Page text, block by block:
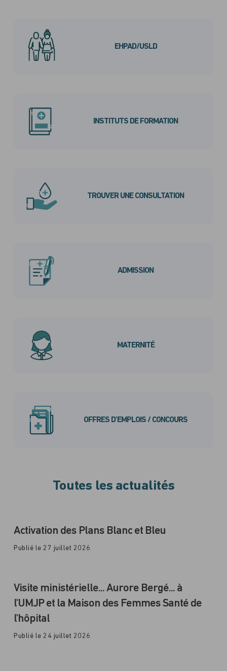
EHPAD/USLD
INSTITUTS DE FORMATION
TROUVER UNE CONSULTATION
ADMISSION
MATERNITÉ
OFFRES D'EMPLOIS / CONCOURS
Toutes les actualités
Activation des Plans Blanc et Bleu
Publié le 27 juillet 2026
Visite ministérielle... Aurore Bergé... à
l'UMJP et la Maison des Femmes Santé de
l'hôpital
Publié le 24 juillet 2026